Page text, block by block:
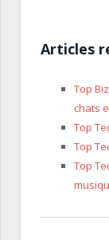
Articles
Top
chats
Top
Top
Top